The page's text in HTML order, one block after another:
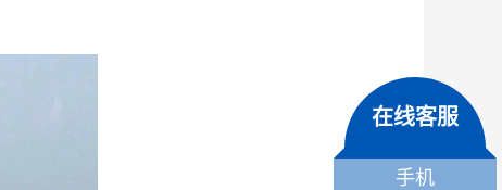
在线客服
手机